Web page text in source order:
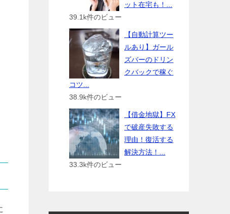
ット在宅も！...
39.1k件のビュー
【自動計算ツー
ルあり】ガール
ズバーのドリン
クバックで稼ぐ
コツ...
38.9k件のビュー
【借金地獄】FX
で破産失敗する
理由！復活する
解決方法！...
33.3k件のビュー